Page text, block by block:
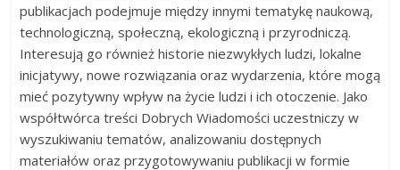
publikacjach podejmuje między innymi tematykę naukową,
technologiczną, społeczną, ekologiczną i przyrodniczą.
Interesują go również historie niezwykłych ludzi, lokalne
inicjatywy, nowe rozwiązania oraz wydarzenia, które mogą
mieć pozytywny wpływ na życie ludzi i ich otoczenie. Jako
współtwórca treści Dobrych Wiadomości uczestniczy w
wyszukiwaniu tematów, analizowaniu dostępnych
materiałów oraz przygotowywaniu publikacji w formie